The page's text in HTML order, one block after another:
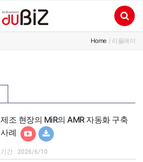
Home / 리플레이
제조 현장의 MiR의 AMR 자동화 구축
사례
기간 : 2026/6/10